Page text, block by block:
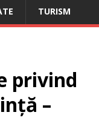
TURISM
privind
–